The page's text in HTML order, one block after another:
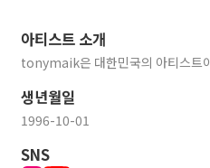
아티스트 소개
tonymaik은 대한민국의 아티스트
생년월일
1996-10-01
SNS